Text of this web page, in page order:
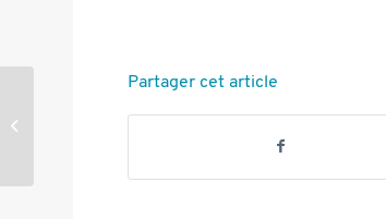
Partager cet article